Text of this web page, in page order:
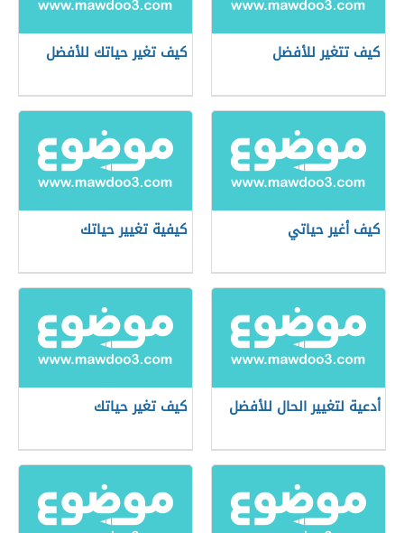
كيف تتغير للأفضل كيف تغير حياتك للأفضل
كيف أغير حياتي كيفية تغيير حياتك
أدعية لتغيير الحال للأفضل كيف تغير حياتك